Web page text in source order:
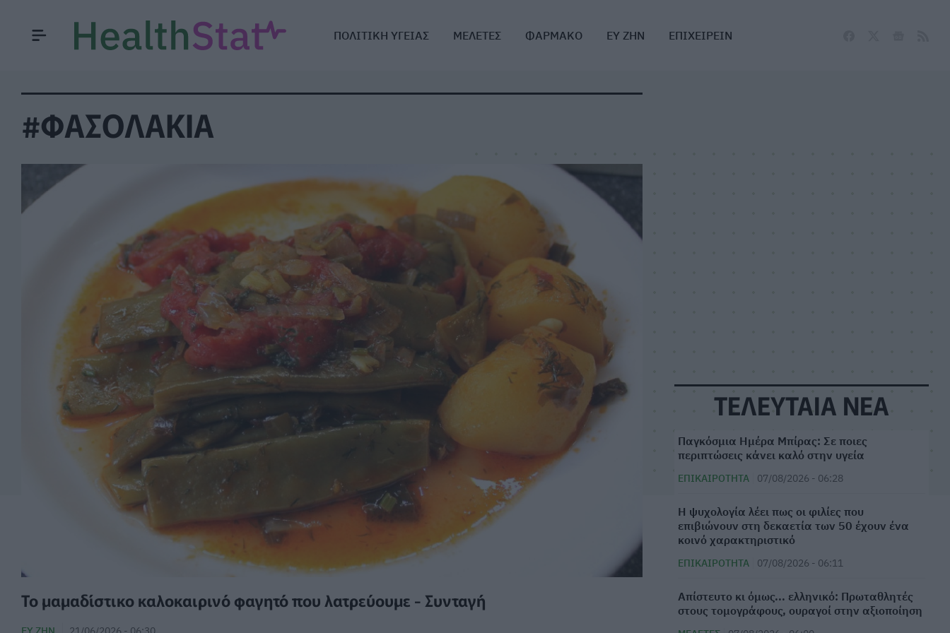
ΠΟΛΙΤΙΚΗ ΥΓΕΙΑΣ ΜΕΛΕΤΕΣ ΦΑΡΜΑΚΟ ΕΥ ΖΗΝ ΕΠΙΧΕΙΡΕΙΝ
#ΦΑΣΟΛΑΚΙΑ
Το μαμαδίστικο καλοκαιρινό φαγητό που λατρεύουμε - Συνταγή
ΤΕΛΕΥΤΑΙΑ ΝΕΑ
Παγκόσμια Ημέρα Μπίρας: Σε ποιες
περιπτώσεις κάνει καλό στην υγεία
ΕΠΙΚΑΙΡΌΤΗΤΑ 07/08/2026 - 06:28
⁠Η ψυχολογία λέει πως οι φιλίες που
επιβιώνουν στη δεκαετία των 50 έχουν ένα
κοινό χαρακτηριστικό
ΕΠΙΚΑΙΡΌΤΗΤΑ 07/08/2026 - 06:11
Απίστευτο κι όμως... ελληνικό: Πρωταθλητές
στους τομογράφους, ουραγοί στην αξιοποίηση